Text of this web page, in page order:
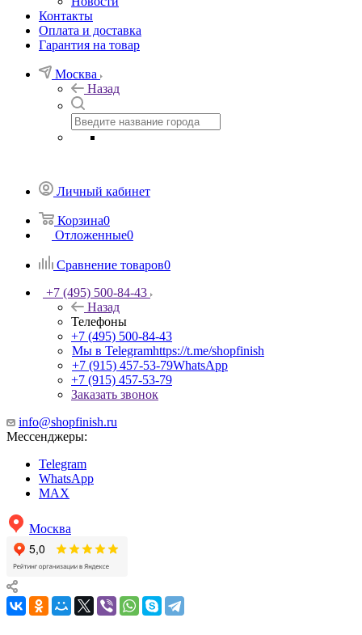
Контакты
Оплата и доставка
Гарантия на товар
Москва
Назад
Личный кабинет
Корзина0
Отложенные0
Сравнение товаров0
+7 (495) 500-84-43
Назад
Телефоны
+7 (495) 500-84-43
Мы в Telegramhttps://t.me/shopfinish
+7 (915) 457-53-79WhatsApp
+7 (915) 457-53-79
Заказать звонок
info@shopfinish.ru
Мессенджеры:
Telegram
WhatsApp
MAX
Москва